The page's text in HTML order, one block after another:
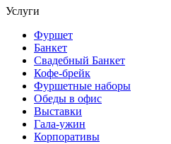
Услуги
Фуршет
Банкет
Свадебный Банкет
Кофе-брейк
Фуршетные наборы
Обеды в офис
Выставки
Гала-ужин
Корпоративы